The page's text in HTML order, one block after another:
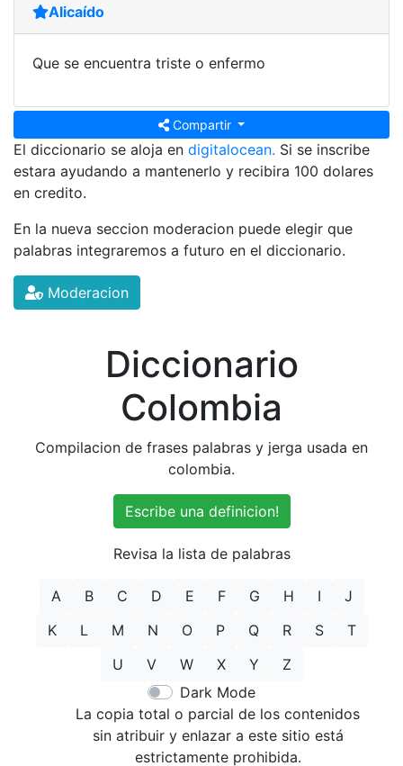
Alicaído
Que se encuentra triste o enfermo
Compartir
El diccionario se aloja en digitalocean. Si se inscribe
estara ayudando a mantenerlo y recibira 100 dolares
en credito.
En la nueva seccion moderacion puede elegir que
palabras integraremos a futuro en el diccionario.
Moderacion
Diccionario
Colombia
Compilacion de frases palabras y jerga usada en
colombia.
Escribe una definicion!
Revisa la lista de palabras
A B C D E F G H I
J
K
L M N O P Q R S
T
U
V W X Y
Z
Dark Mode
La copia total o parcial de los contenidos
sin atribuir y enlazar a este sitio está
estrictamente prohibida.